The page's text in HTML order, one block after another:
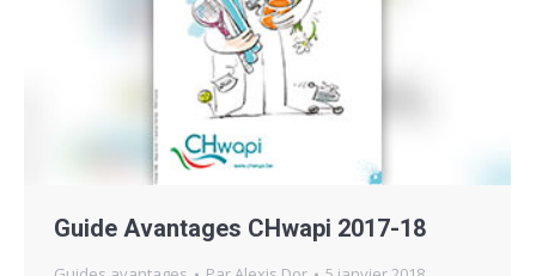
Guide Avantages CHwapi 2017-18